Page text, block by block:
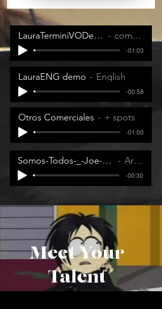
LauraTerminiVODemo2024 comercial
-01:03
LauraENG demo English
-00:58
Otros Comerciales + spots
-01:00
Somos-Todos-_-Joe-Biden-Para-Presidente-2020 Artist Name
-00:30
Meet Your
Talent